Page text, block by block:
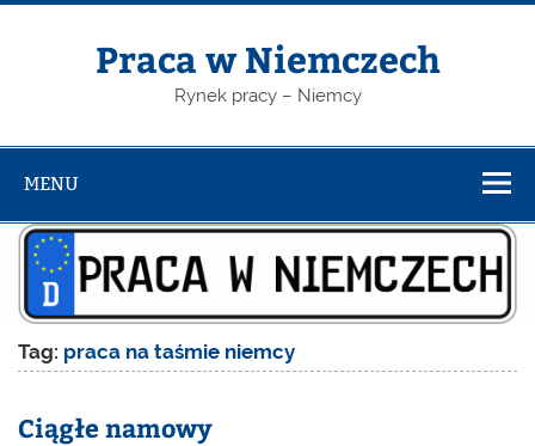
Skip
Praca w Niemczech
Rynek pracy – Niemcy
MENU
Tag: praca na taśmie niemcy
Ciągłe namowy